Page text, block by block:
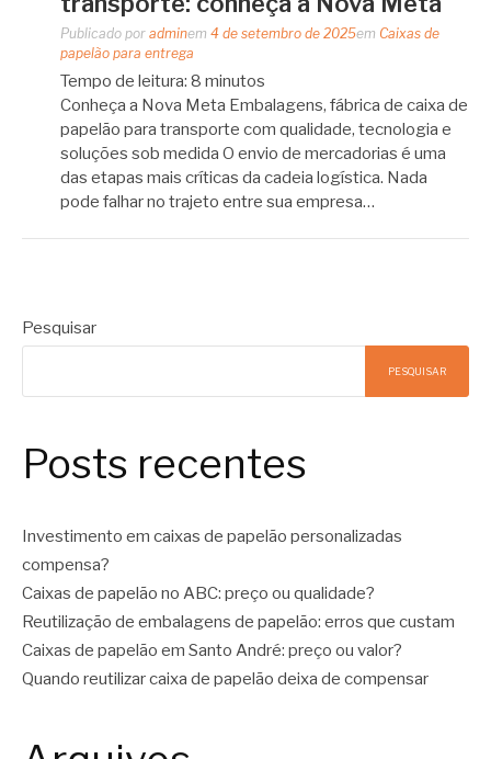
Publicado por adminem 4 de setembro de 2025em Caixas de
papelão para entrega
Tempo de leitura: 8 minutos
Conheça a Nova Meta Embalagens, fábrica de caixa de
papelão para transporte com qualidade, tecnologia e
soluções sob medida O envio de mercadorias é uma
das etapas mais críticas da cadeia logística. Nada
pode falhar no trajeto entre sua empresa…
Pesquisar
PESQUISAR
Posts recentes
Investimento em caixas de papelão personalizadas
compensa?
Caixas de papelão no ABC: preço ou qualidade?
Reutilização de embalagens de papelão: erros que custam
Caixas de papelão em Santo André: preço ou valor?
Quando reutilizar caixa de papelão deixa de compensar